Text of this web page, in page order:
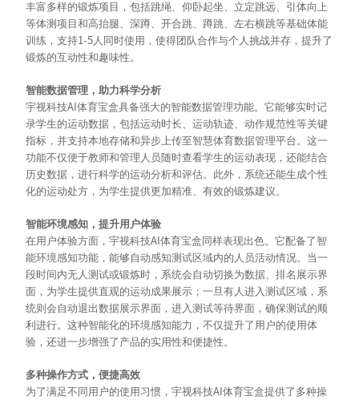
丰富多样的锻炼项目，包括跳绳、仰卧起坐、立定跳远、引体向上
等体测项目和高抬腿、深蹲、开合跳、蹲跳、左右横跳等基础体能
训练 ，支持1-5人同时使用，使得团队合作与个人挑战并存，提升了
锻炼的互动性和趣味性。
智能数据管理，助力科学分析
宇视科技AI体育宝盒具备强大的智能数据管理功能。它能够实时记
录学生的运动数据，包括运动时长、运动轨迹、动作规范性等关键
指标，并支持本地存储和异步上传至智慧体育数据管理平台。这一
功能不仅便于教师和管理人员随时查看学生的运动表现，还能结合
历史数据，进行科学的运动分析和评估。此外，系统还能生成个性
化的运动处方，为学生提供更加精准、有效的锻炼建议。
智能环境感知，提升用户体验
在用户体验方面，宇视科技AI体育宝盒同样表现出色。它配备了智
能环境感知功能，能够自动感知测试区域内的人员活动情况。当一
段时间内无人测试或锻炼时，系统会自动切换为数据、排名展示界
面，为学生提供直观的运动成果展示；一旦有人进入测试区域，系
统则会自动退出数据展示界面，进入测试等待界面，确保测试的顺
利进行。这种智能化的环境感知能力，不仅提升了用户的使用体
验，还进一步增强了产品的实用性和便捷性。
多种操作方式，便捷高效
为了满足不同用户的使用习惯，宇视科技AI体育宝盒提供了多种操